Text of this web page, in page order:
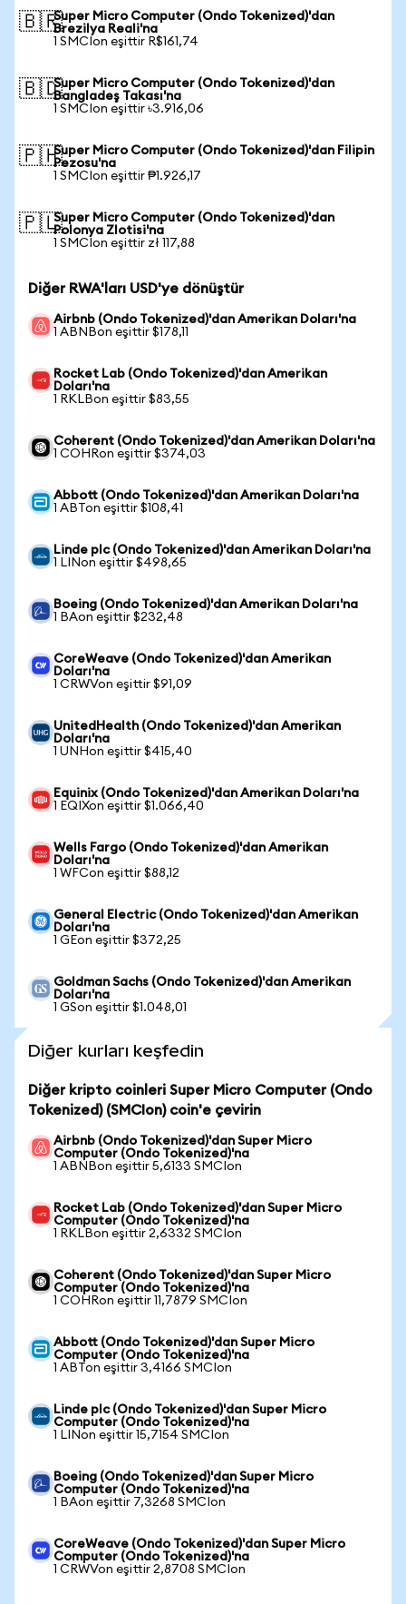
🇧🇷Super Micro Computer (Ondo Tokenized)'dan
Brezilya Reali'na
1 SMCIon eşittir R$161,74
🇧🇩Super Micro Computer (Ondo Tokenized)'dan
Bangladeş Takası'na
1 SMCIon eşittir ৳3.916,06
🇵🇭Super Micro Computer (Ondo Tokenized)'dan Filipin
Pezosu'na
1 SMCIon eşittir ₱1.926,17
🇵🇱Super Micro Computer (Ondo Tokenized)'dan
Polonya Zlotisi'na
1 SMCIon eşittir zł 117,88
Diğer RWA'ları USD'ye dönüştür
Airbnb (Ondo Tokenized)'dan Amerikan Doları'na
1 ABNBon eşittir $178,11
Rocket Lab (Ondo Tokenized)'dan Amerikan
Doları'na
1 RKLBon eşittir $83,55
Coherent (Ondo Tokenized)'dan Amerikan Doları'na
1 COHRon eşittir $374,03
Abbott (Ondo Tokenized)'dan Amerikan Doları'na
1 ABTon eşittir $108,41
Linde plc (Ondo Tokenized)'dan Amerikan Doları'na
1 LINon eşittir $498,65
Boeing (Ondo Tokenized)'dan Amerikan Doları'na
1 BAon eşittir $232,48
CoreWeave (Ondo Tokenized)'dan Amerikan
Doları'na
1 CRWVon eşittir $91,09
UnitedHealth (Ondo Tokenized)'dan Amerikan
Doları'na
1 UNHon eşittir $415,40
Equinix (Ondo Tokenized)'dan Amerikan Doları'na
1 EQIXon eşittir $1.066,40
Wells Fargo (Ondo Tokenized)'dan Amerikan
Doları'na
1 WFCon eşittir $88,12
General Electric (Ondo Tokenized)'dan Amerikan
Doları'na
1 GEon eşittir $372,25
Goldman Sachs (Ondo Tokenized)'dan Amerikan
Doları'na
1 GSon eşittir $1.048,01
Diğer kurları keşfedin
Diğer kripto coinleri Super Micro Computer (Ondo
Tokenized) (SMCIon) coin'e çevirin
Airbnb (Ondo Tokenized)'dan Super Micro
Computer (Ondo Tokenized)'na
1 ABNBon eşittir 5,6133 SMCIon
Rocket Lab (Ondo Tokenized)'dan Super Micro
Computer (Ondo Tokenized)'na
1 RKLBon eşittir 2,6332 SMCIon
Coherent (Ondo Tokenized)'dan Super Micro
Computer (Ondo Tokenized)'na
1 COHRon eşittir 11,7879 SMCIon
Abbott (Ondo Tokenized)'dan Super Micro
Computer (Ondo Tokenized)'na
1 ABTon eşittir 3,4166 SMCIon
Linde plc (Ondo Tokenized)'dan Super Micro
Computer (Ondo Tokenized)'na
1 LINon eşittir 15,7154 SMCIon
Boeing (Ondo Tokenized)'dan Super Micro
Computer (Ondo Tokenized)'na
1 BAon eşittir 7,3268 SMCIon
CoreWeave (Ondo Tokenized)'dan Super Micro
Computer (Ondo Tokenized)'na
1 CRWVon eşittir 2,8708 SMCIon